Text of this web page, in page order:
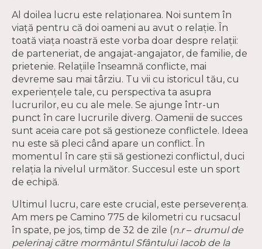
Al doilea lucru este relaționarea. Noi suntem în
viață pentru că doi oameni au avut o relație. În
toată viața noastră este vorba doar despre relații:
de parteneriat, de angajat-angajator, de familie, de
prietenie. Relațiile înseamnă conflicte, mai
devreme sau mai târziu. Tu vii cu istoricul tău, cu
experiențele tale, cu perspectiva ta asupra
lucrurilor, eu cu ale mele. Se ajunge într-un
punct în care lucrurile diverg. Oamenii de succes
sunt aceia care pot să gestioneze conflictele. Ideea
nu este să pleci când apare un conflict. În
momentul în care știi să gestionezi conflictul, duci
relația la nivelul următor. Succesul este un sport
de echipă.
Ultimul lucru, care este crucial, este perseverența.
Am mers pe Camino 775 de kilometri cu rucsacul
în spate, pe jos, timp de 32 de zile (n.r– drumul de
pelerinaj către mormântul Sfântului Iacob de la